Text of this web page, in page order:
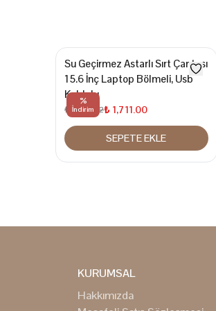
%
İndirim
Su Geçirmez Astarlı Sırt Çantası
15.6 İnç Laptop Bölmeli, Usb
Kablolu
₺ 2,281.52₺ 1,711.00
SEPETE EKLE
KURUMSAL
Hakkımızda